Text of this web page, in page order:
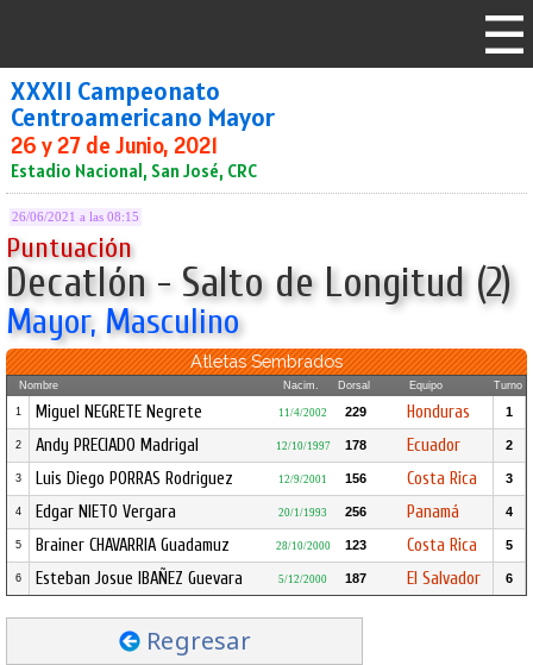
XXXII Campeonato
Centroamericano Mayor
26 y 27 de Junio, 2021
Estadio Nacional, San José, CRC
26/06/2021 a las 08:15
Puntuación
Decatlón - Salto de Longitud (2)
Mayor, Masculino
Atletas Sembrados
Nombre Nacim. Dorsal Equipo Turno
1 Miguel NEGRETE Negrete 11/4/2002 229 Honduras 1
2 Andy PRECIADO Madrigal 12/10/1997 178 Ecuador 2
3 Luis Diego PORRAS Rodriguez 12/9/2001 156 Costa Rica 3
4 Edgar NIETO Vergara 20/1/1993 256 Panamá 4
5 Brainer CHAVARRIA Guadamuz 28/10/2000 123 Costa Rica 5
6 Esteban Josue IBAÑEZ Guevara 5/12/2000 187 El Salvador 6
Regresar